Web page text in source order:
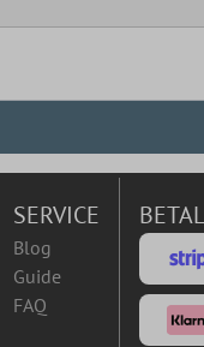
SERVICE
Blog
Guide
FAQ